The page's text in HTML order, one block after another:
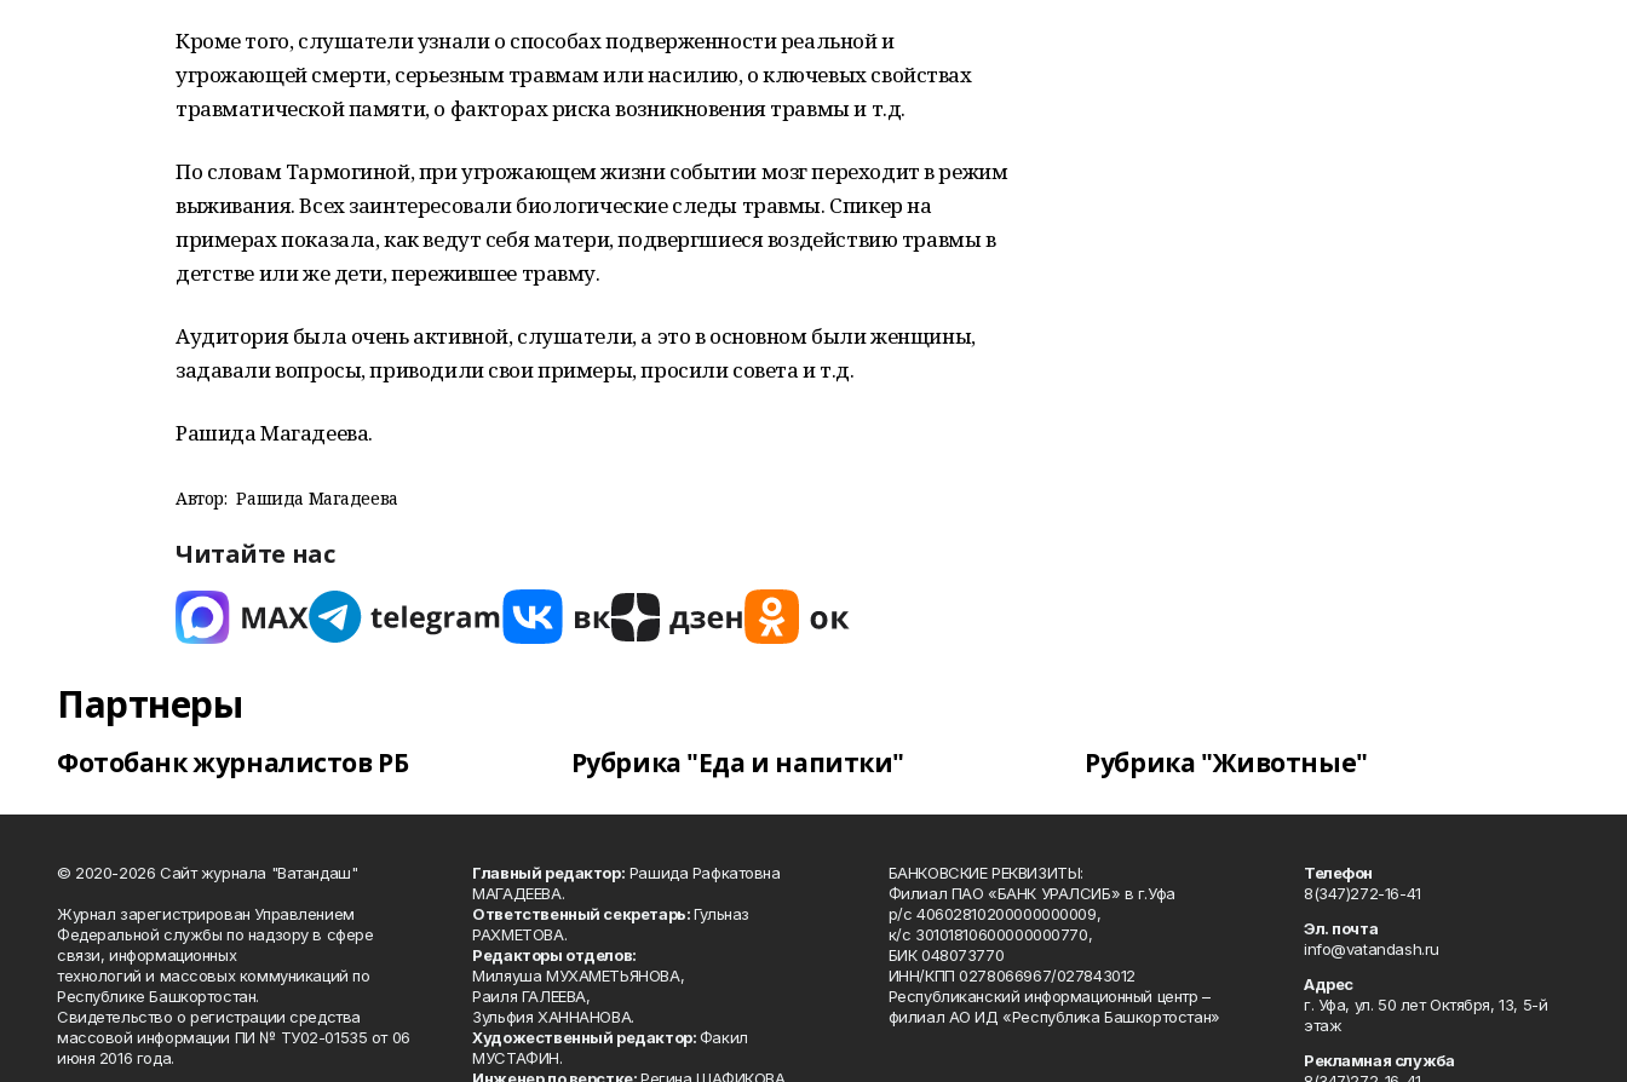
Кроме того, слушатели узнали о способах подверженности реальной и
угрожающей смерти, серьезным травмам или насилию, о ключевых свойствах
травматической памяти, о факторах риска возникновения травмы и т.д.
По словам Тармогиной, при угрожающем жизни событии мозг переходит в режим
выживания. Всех заинтересовали биологические следы травмы. Спикер на
примерах показала, как ведут себя матери, подвергшиеся воздействию травмы в
детстве или же дети, пережившее травму.
​Аудитория была очень активной, слушатели, а это в основном были женщины,
задавали вопросы, приводили свои примеры, просили совета и т.д.
Рашида Магадеева.
Автор: Рашида Магадеева
Читайте нас
Партнеры
Фотобанк журналистов РБ Рубрика "Еда и напитки" Рубрика "Животные"
© 2020-2026 Сайт журнала "Ватандаш"
Журнал зарегистрирован Управлением
Федеральной службы по надзору в сфере
связи, информационных
технологий и массовых коммуникаций по
Республике Башкортостан.
Свидетельство о регистрации средства
массовой информации ПИ № ТУ02-01535 от 06
июня 2016 года.
Главный редактор: Рашида Рафкатовна
МАГАДЕЕВА.
Ответственный секретарь:Гульназ
РАХМЕТОВА.
Редакторы отделов:
Миляуша МУХАМЕТЬЯНОВА,
Раиля ГАЛЕЕВА,
Зульфия ХАННАНОВА.
Художественный редактор:Факил
МУСТАФИН.
БАНКОВСКИЕ РЕКВИЗИТЫ:
Филиал ПАО «БАНК УРАЛСИБ» в г.Уфа
р/с 40602810200000000009,
к/с 30101810600000000770,
БИК 048073770
ИНН/КПП 0278066967/027843012
Республиканский информационный центр –
филиал АО ИД «Республика Башкортостан»
Телефон
8(347)272-16-41
Эл. почта
info@vatandash.ru
Адрес
г. Уфа, ул. 50 лет Октября, 13, 5-й
этаж
Рекламная служба